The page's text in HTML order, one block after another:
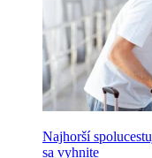
Najhorší
sa vyhnite